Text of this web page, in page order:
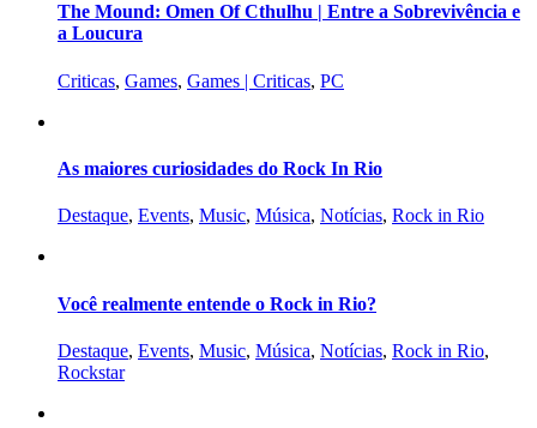
The Mound: Omen Of Cthulhu | Entre a Sobrevivência e
a Loucura
Criticas, Games, Games | Criticas, PC
As maiores curiosidades do Rock In Rio
Destaque, Events, Music, Música, Notícias, Rock in Rio
Você realmente entende o Rock in Rio?
Destaque, Events, Music, Música, Notícias, Rock in Rio,
Rockstar